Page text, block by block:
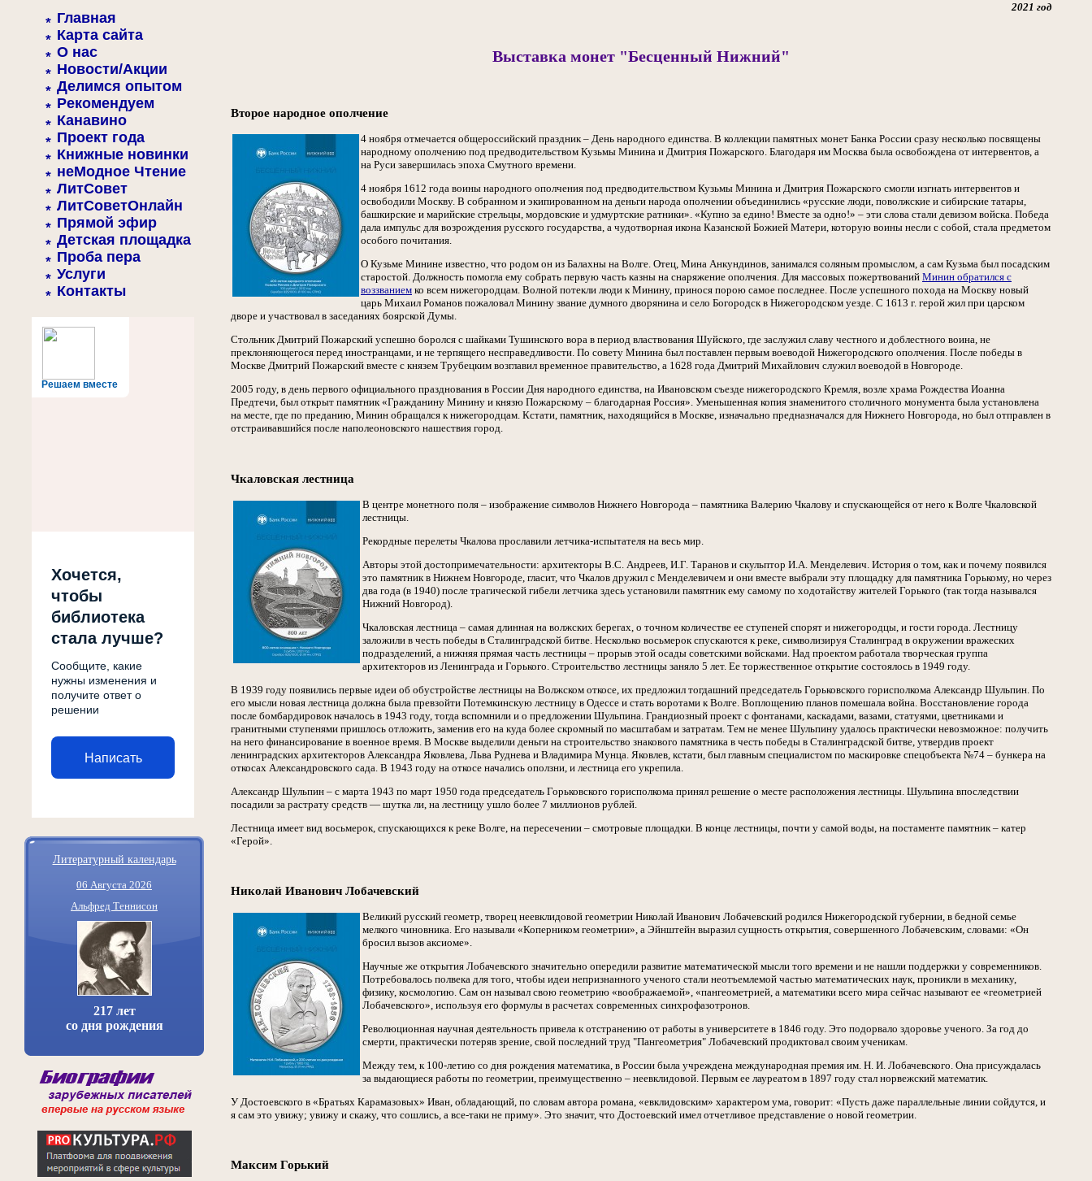
Главная
Карта сайта
О нас
Новости/Акции
Делимся опытом
Рекомендуем
Канавино
Проект года
Книжные новинки
неМодное Чтение
ЛитСовет
ЛитСоветОнлайн
Прямой эфир
Детская площадка
Проба пера
Услуги
Контакты
Решаем вместе
Хочется,
чтобы
библиотека
стала лучше?
Сообщите, какие
нужны изменения и
получите ответ о
решении
Написать
Литературный календарь
06 Августа 2026
Альфред Теннисон
217 лет
со дня рождения
2021 год
Выставка монет "Бесценный Нижний"
Второе народное ополчение
4 ноября отмечается общероссийский праздник – День народного единства. В коллекции памятных монет Банка России сразу несколько посвящены
народному ополчению под предводительством Кузьмы Минина и Дмитрия Пожарского. Благодаря им Москва была освобождена от интервентов, а
на Руси завершилась эпоха Смутного времени.
4 ноября 1612 года воины народного ополчения под предводительством Кузьмы Минина и Дмитрия Пожарского смогли изгнать интервентов и
освободили Москву. В собранном и экипированном на деньги народа ополчении объединились «русские люди, поволжские и сибирские татары,
башкирские и марийские стрельцы, мордовские и удмуртские ратники». «Купно за едино! Вместе за одно!» – эти слова стали девизом войска. Победа
дала импульс для возрождения русского государства, а чудотворная икона Казанской Божией Матери, которую воины несли с собой, стала предметом
особого почитания.
О Кузьме Минине известно, что родом он из Балахны на Волге. Отец, Мина Анкундинов, занимался соляным промыслом, а сам Кузьма был посадским
старостой. Должность помогла ему собрать первую часть казны на снаряжение ополчения. Для массовых пожертвований Минин обратился с
воззванием ко всем нижегородцам. Волной потекли люди к Минину, принося порою самое последнее. После успешного похода на Москву новый
царь Михаил Романов пожаловал Минину звание думного дворянина и село Богородск в Нижегородском уезде. С 1613 г. герой жил при царском
дворе и участвовал в заседаниях боярской Думы.
Стольник Дмитрий Пожарский успешно боролся с шайками Тушинского вора в период властвования Шуйского, где заслужил славу честного и доблестного воина, не
преклоняющегося перед иностранцами, и не терпящего несправедливости. По совету Минина был поставлен первым воеводой Нижегородского ополчения. После победы в
Москве Дмитрий Пожарский вместе с князем Трубецким возглавил временное правительство, а 1628 года Дмитрий Михайлович служил воеводой в Новгороде.
2005 году, в день первого официального празднования в России Дня народного единства, на Ивановском съезде нижегородского Кремля, возле храма Рождества Иоанна
Предтечи, был открыт памятник «Гражданину Минину и князю Пожарскому – благодарная Россия». Уменьшенная копия знаменитого столичного монумента была установлена
на месте, где по преданию, Минин обращался к нижегородцам. Кстати, памятник, находящийся в Москве, изначально предназначался для Нижнего Новгорода, но был отправлен в
отстраивавшийся после наполеоновского нашествия город.
Чкаловская лестница
В центре монетного поля – изображение символов Нижнего Новгорода – памятника Валерию Чкалову и спускающейся от него к Волге Чкаловской
лестницы.
Рекордные перелеты Чкалова прославили летчика-испытателя на весь мир.
Авторы этой достопримечательности: архитекторы В.С. Андреев, И.Г. Таранов и скульптор И.А. Менделевич. История о том, как и почему появился
это памятник в Нижнем Новгороде, гласит, что Чкалов дружил с Менделевичем и они вместе выбрали эту площадку для памятника Горькому, но через
два года (в 1940) после трагической гибели летчика здесь установили памятник ему самому по ходотайству жителей Горького (так тогда назывался
Нижний Новгород).
Чкаловская лестница – самая длинная на волжских берегах, о точном количестве ее ступеней спорят и нижегородцы, и гости города. Лестницу
заложили в честь победы в Сталинградской битве. Несколько восьмерок спускаются к реке, символизируя Сталинград в окружении вражеских
подразделений, а нижняя прямая часть лестницы – прорыв этой осады советскими войсками. Над проектом работала творческая группа
архитекторов из Ленинграда и Горького. Строительство лестницы заняло 5 лет. Ее торжественное открытие состоялось в 1949 году.
В 1939 году появились первые идеи об обустройстве лестницы на Волжском откосе, их предложил тогдашний председатель Горьковского горисполкома Александр Шульпин. По
его мысли новая лестница должна была превзойти Потемкинскую лестницу в Одессе и стать воротами к Волге. Воплощению планов помешала война. Восстановление города
после бомбардировок началось в 1943 году, тогда вспомнили и о предложении Шульпина. Грандиозный проект с фонтанами, каскадами, вазами, статуями, цветниками и
гранитными ступенями пришлось отложить, заменив его на куда более скромный по масштабам и затратам. Тем не менее Шульпину удалось практически невозможное: получить
на него финансирование в военное время. В Москве выделили деньги на строительство знакового памятника в честь победы в Сталинградской битве, утвердив проект
ленинградских архитекторов Александра Яковлева, Льва Руднева и Владимира Мунца. Яковлев, кстати, был главным специалистом по маскировке спецобъекта №74 – бункера на
откосах Александровского сада. В 1943 году на откосе начались оползни, и лестница его укрепила.
Александр Шульпин – с марта 1943 по март 1950 года председатель Горьковского горисполкома принял решение о месте расположения лестницы. Шульпина впоследствии
посадили за растрату средств — шутка ли, на лестницу ушло более 7 миллионов рублей.
Лестница имеет вид восьмерок, спускающихся к реке Волге, на пересечении – смотровые площадки. В конце лестницы, почти у самой воды, на постаменте памятник – катер
«Герой».
Николай Иванович Лобачевский
Великий русский геометр, творец неевклидовой геометрии Николай Иванович Лобачевский родился Нижегородской губернии, в бедной семье
мелкого чиновника. Его называли «Коперником геометрии», а Эйнштейн выразил сущность открытия, совершенного Лобачевским, словами: «Он
бросил вызов аксиоме».
Научные же открытия Лобачевского значительно опередили развитие математической мысли того времени и не нашли поддержки у современников.
Потребовалось полвека для того, чтобы идеи непризнанного ученого стали неотъемлемой частью математических наук, проникли в механику,
физику, космологию. Сам он называл свою геометрию «воображаемой», «пангеометрией, а математики всего мира сейчас называют ее «геометрией
Лобачевского», используя его формулы в расчетах современных синхрофазотронов.
Революционная научная деятельность привела к отстранению от работы в университете в 1846 году. Это подорвало здоровье ученого. За год до
смерти, практически потеряв зрение, свой последний труд "Пангеометрия" Лобачевский продиктовал своим ученикам.
Между тем, к 100-летию со дня рождения математика, в России была учреждена международная премия им. Н. И. Лобачевского. Она присуждалась
за выдающиеся работы по геометрии, преимущественно – неевклидовой. Первым ее лауреатом в 1897 году стал норвежский математик.
У Достоевского в «Братьях Карамазовых» Иван, обладающий, по словам автора романа, «евклидовским» характером ума, говорит: «Пусть даже параллельные линии сойдутся, и
я сам это увижу; увижу и скажу, что сошлись, а все-таки не приму». Это значит, что Достоевский имел отчетливое представление о новой геометрии.
Максим Горький